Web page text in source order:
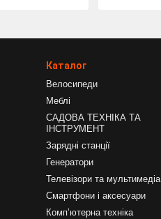
Каталог
Велосипеди
Меблі
САДОВА ТЕХНІКА ТА
ІНСТРУМЕНТ
Зарядні станції
Генератори
Телевізори та мультимедіа
Смартфони і аксесуари
Компʼютерна техніка